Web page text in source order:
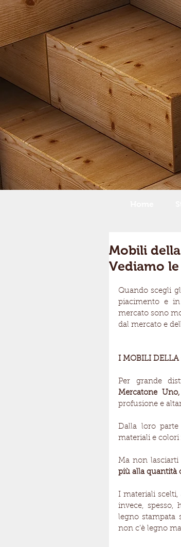
Mobili
Vediamo
Quando scegli
piacimento e
mercato sono
dal mercato e
I MOBILI DELLA
Per grande
Mercatone
profusione e
Dalla loro
materiali e colori
Ma non lasciarti
più alla quantità
I materiali
invece,
legno stampata
non c’è legno